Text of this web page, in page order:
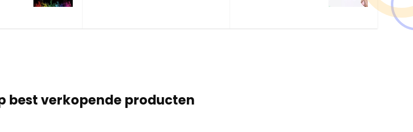
best verkopende producten